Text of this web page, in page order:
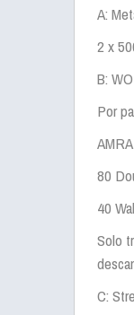
A:
2 x
B:
Por
80
40
Solo
C: